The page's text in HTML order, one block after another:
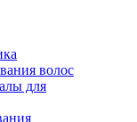
волос
для